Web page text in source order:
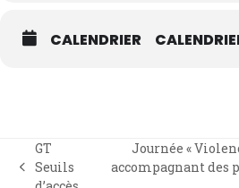
CALENDRIER
previous
GT
Seuils
next
Journée «
accompagnant des